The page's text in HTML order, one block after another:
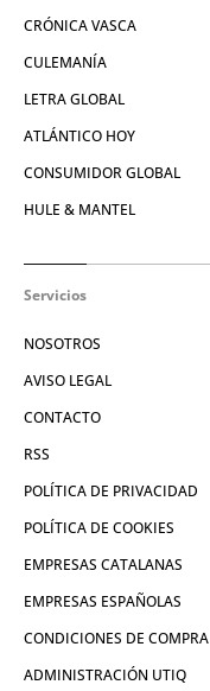
CRÓNICA VASCA
CULEMANÍA
LETRA GLOBAL
ATLÁNTICO HOY
CONSUMIDOR GLOBAL
HULE & MANTEL
Servicios
NOSOTROS
AVISO LEGAL
CONTACTO
RSS
POLÍTICA DE PRIVACIDAD
POLÍTICA DE COOKIES
EMPRESAS CATALANAS
EMPRESAS ESPAÑOLAS
CONDICIONES DE COMPRA
ADMINISTRACIÓN UTIQ